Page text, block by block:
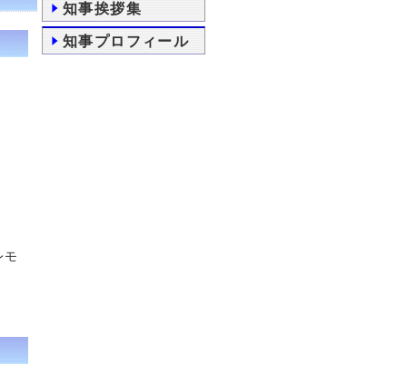
モ
知事挨拶集
知事プロフィール